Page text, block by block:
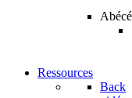
Ressources
Back